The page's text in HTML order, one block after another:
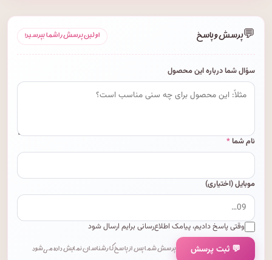
💬پرسش و پاسخ اولین پرسش را شما بپرسید!
سؤال شما درباره این محصول
نام شما*
موبایل (اختیاری)
وقتی پاسخ دادیم، پیامک اطلاع‌رسانی برایم ارسال شود
💬 ثبت پرسش پرسش شما پس از پاسخ کارشناسان نمایش داده می‌شود.